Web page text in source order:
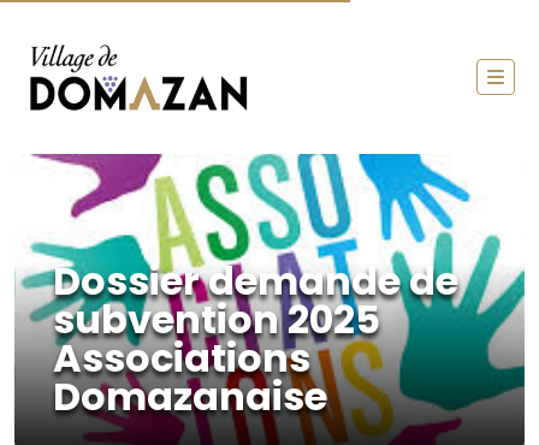
Dossier demande de
subvention 2025
Associations
Domazanaise